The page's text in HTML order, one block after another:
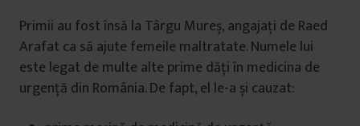
Primii au fost însă la Târgu Mureș, angajați de Raed
Arafat ca să ajute femeile maltratate. Numele lui
este legat de multe alte prime dăți în medicina de
urgență din România. De fapt, el le-a și cauzat: